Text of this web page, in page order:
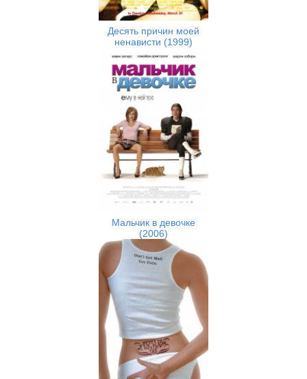
Десять причин моей
ненависти (1999)
Мальчик в девочке
(2006)